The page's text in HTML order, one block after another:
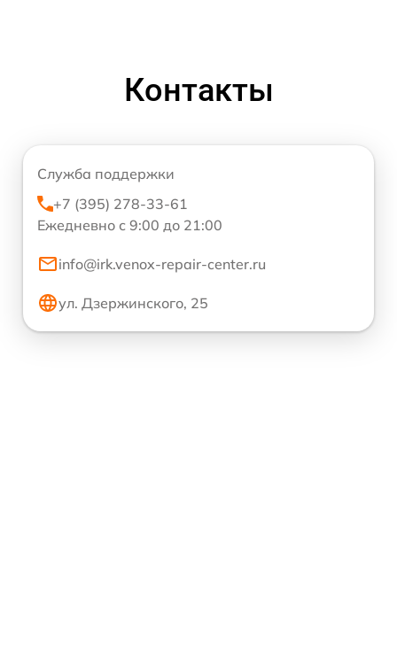
Контакты
Служба поддержки
+7 (395) 278-33-61
Ежедневно с 9:00 до 21:00
info@irk.venox-repair-center.ru
ул. Дзержинского, 25